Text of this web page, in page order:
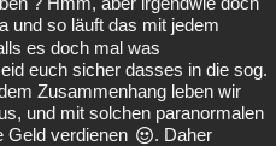
und so läuft das mit jedem
es doch mal was
euch sicher dasses in die sog.
Zusammenhang leben wir
und mit solchen paranormalen
Geld verdienen
. Daher